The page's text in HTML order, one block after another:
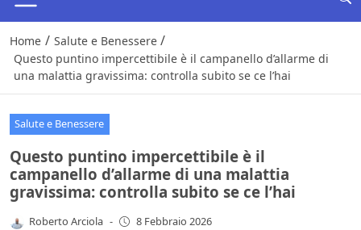
Home / Salute e Benessere /
Questo puntino impercettibile è il campanello d’allarme di
una malattia gravissima: controlla subito se ce l’hai
Salute e Benessere
Questo puntino impercettibile è il
campanello d’allarme di una malattia
gravissima: controlla subito se ce l’hai
Roberto Arciola - 8 Febbraio 2026